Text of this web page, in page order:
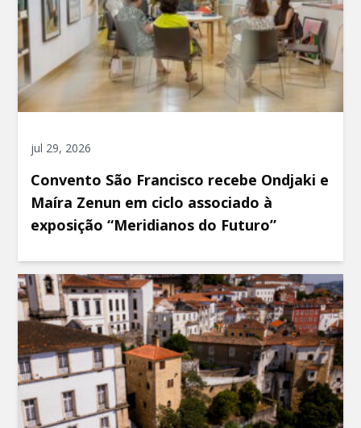
jul 29, 2026
Convento São Francisco recebe Ondjaki e
Maíra Zenun em ciclo associado à
exposição “Meridianos do Futuro”